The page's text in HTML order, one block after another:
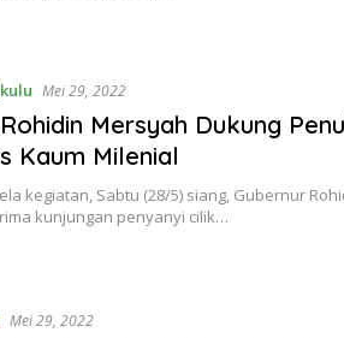
Mei 29, 2022
Mersyah Dukung
Kaum Milenial
kegiatan, Sabtu (28/5) siang, Gubernur
kunjungan penyanyi cilik…
Mei 29, 2022